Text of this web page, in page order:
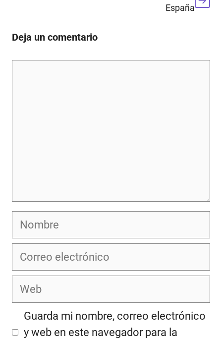
España
Deja un comentario
Nombre
Correo
electrónico
Web
Guarda mi nombre, correo electrónico
y web en este navegador para la